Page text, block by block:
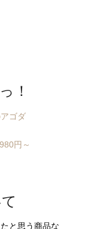
！
ゴダ
円～
と思う商品な